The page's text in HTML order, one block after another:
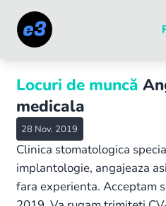
Locuri de muncă
medicala
28 Nov. 2019
Clinica stomatologica
implantologie, angajeaza
fara experienta. Acceptam